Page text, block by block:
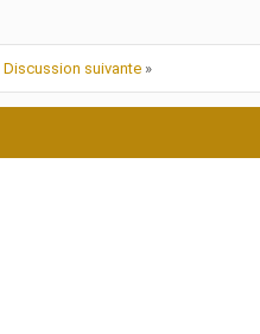
Discussion suivante »